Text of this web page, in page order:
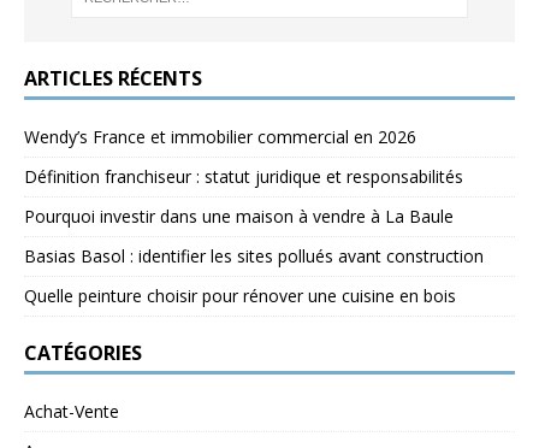
ARTICLES RÉCENTS
Wendy’s France et immobilier commercial en 2026
Définition franchiseur : statut juridique et responsabilités
Pourquoi investir dans une maison à vendre à La Baule
Basias Basol : identifier les sites pollués avant construction
Quelle peinture choisir pour rénover une cuisine en bois
CATÉGORIES
Achat-Vente